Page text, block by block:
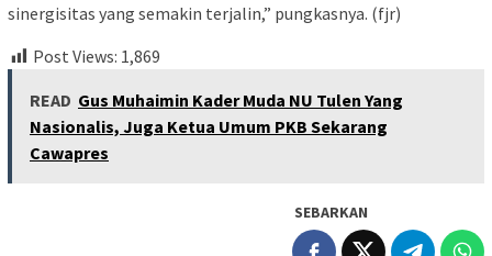
sinergisitas yang semakin terjalin,” pungkasnya. (fjr)
Post Views: 1,869
READ Gus Muhaimin Kader Muda NU Tulen Yang
Nasionalis, Juga Ketua Umum PKB Sekarang
Cawapres
SEBARKAN